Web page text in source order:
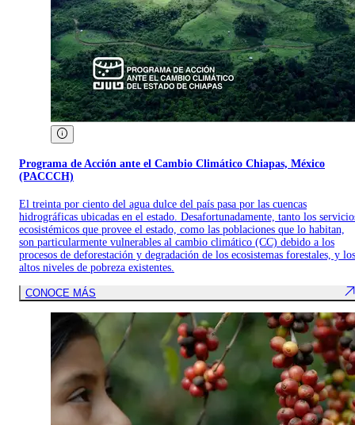
Programa de Acción ante el Cambio Climático Chiapas, México
(PACCCH)
El treinta por ciento del agua dulce del país pasa por las cuencas
hidrográficas ubicadas en el estado. Desafortunadamente, tanto los
ecosistémicos que provee el estado, como las poblaciones que lo habitan,
son particularmente vulnerables al cambio climático (CC) debido a los
procesos de deforestación y degradación de los ecosistemas forestales, y los
altos niveles de pobreza existentes.
CONOCE MÁS